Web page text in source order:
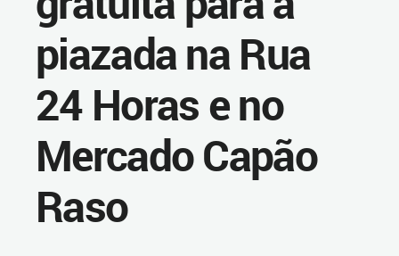
piazada na Rua
24 Horas e no
Mercado Capão
Raso